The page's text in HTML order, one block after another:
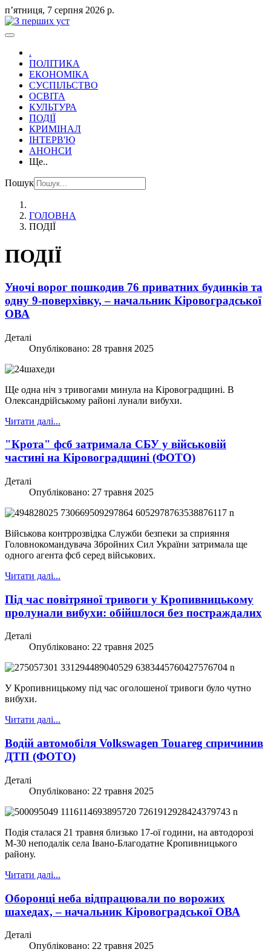
пʼятниця, 7 серпня 2026 р.
.
ПОЛІТИКА
ЕКОНОМІКА
СУСПІЛЬСТВО
ОСВІТА
КУЛЬТУРА
ПОДІЇ
КРИМІНАЛ
ІНТЕРВ'Ю
АНОНСИ
Ще..
Пошук
ГОЛОВНА
ПОДІЇ
ПОДІЇ
Уночі ворог пошкодив 76 приватних будинків та
одну 9-поверхівку, – начальник Кіровоградської
ОВА
Деталі
Опубліковано: 28 травня 2025
Ще одна ніч з тривогами минула на Кіровоградщині. В
Олександрійському районі лунали вибухи.
Читати далі...
"Крота" фсб затримала СБУ у військовій
частині на Кіровоградщині (ФОТО)
Деталі
Опубліковано: 27 травня 2025
Військова контррозвідка Служби безпеки за сприяння
Головнокомандувача Збройних Сил України затримала ще
одного агента фсб серед військових.
Читати далі...
Під час повітряної тривоги у Кропивницькому
пролунали вибухи: обійшлося без постраждалих
Деталі
Опубліковано: 22 травня 2025
У Кропивницькому під час оголошеної тривоги було чутно
вибухи.
Читати далі...
Водій автомобіля Volkswagen Touareg спричинив
ДТП (ФОТО)
Деталі
Опубліковано: 22 травня 2025
Подія сталася 21 травня близько 17-ої години, на автодорозі
М-30 неподалік села Івано-Благодатне Кропивницького
району.
Читати далі...
Оборонці неба відпрацювали по ворожих
шахедах, – начальник Кіровоградської ОВА
Деталі
Опубліковано: 22 травня 2025